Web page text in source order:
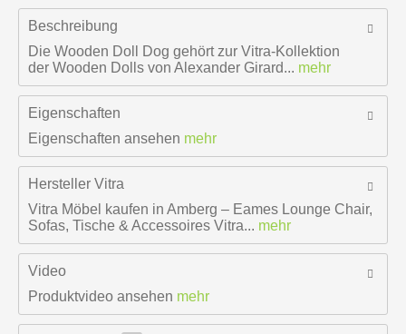
Beschreibung
Die Wooden Doll Dog gehört zur Vitra-Kollektion
der Wooden Dolls von Alexander Girard... mehr
Eigenschaften
Eigenschaften ansehen mehr
Hersteller Vitra
Vitra Möbel kaufen in Amberg – Eames Lounge Chair,
Sofas, Tische & Accessoires Vitra... mehr
Video
Produktvideo ansehen mehr